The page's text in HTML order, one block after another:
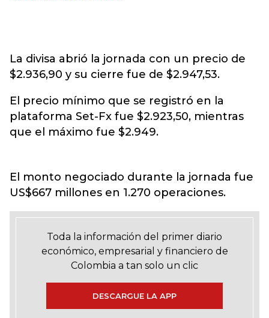
La divisa abrió la jornada con un precio de
$2.936,90 y su cierre fue de $2.947,53.
El precio mínimo que se registró en la
plataforma Set-Fx fue $2.923,50, mientras
que el máximo fue $2.949.
El monto negociado durante la jornada fue
US$667 millones en 1.270 operaciones.
Toda la información del primer diario
económico, empresarial y financiero de
Colombia a tan solo un clic
DESCARGUE LA APP